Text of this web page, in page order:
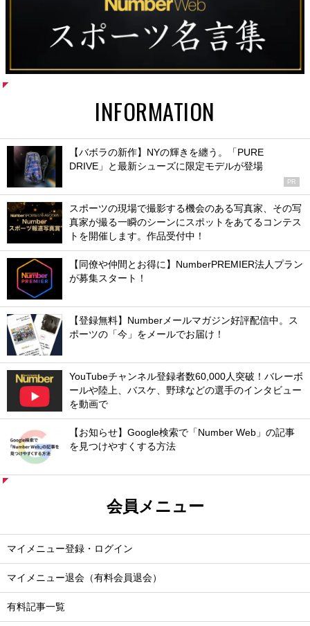
INFORMATION
【バボラの新作】NYの輝きを纏う。「PURE
DRIVE」と最新シューズに限定モデルが登場
PR
スポーツの現場で撮影する機会のある写真家、その写
真家が撮る一瞬のシーンにスポットをあてるコンテス
トを開催します。作品受付中！
【同僚や仲間とお得に】NumberPREMIER法人プラン
が募集スタート！
【登録無料】Numberメールマガジン好評配信中。ス
ポーツの「今」をメールでお届け！
YouTubeチャンネル登録者数60,000人突破！バレーボ
ールや陸上、バスケ、野球などの選手のインタビュー
を動画で
【お知らせ】Google検索で「Number Web」の記事
を見つけやすくする方法
会員メニュー
マイメニュー登録・ログイン
マイメニュー退会（有料会員退会）
有料記事一覧